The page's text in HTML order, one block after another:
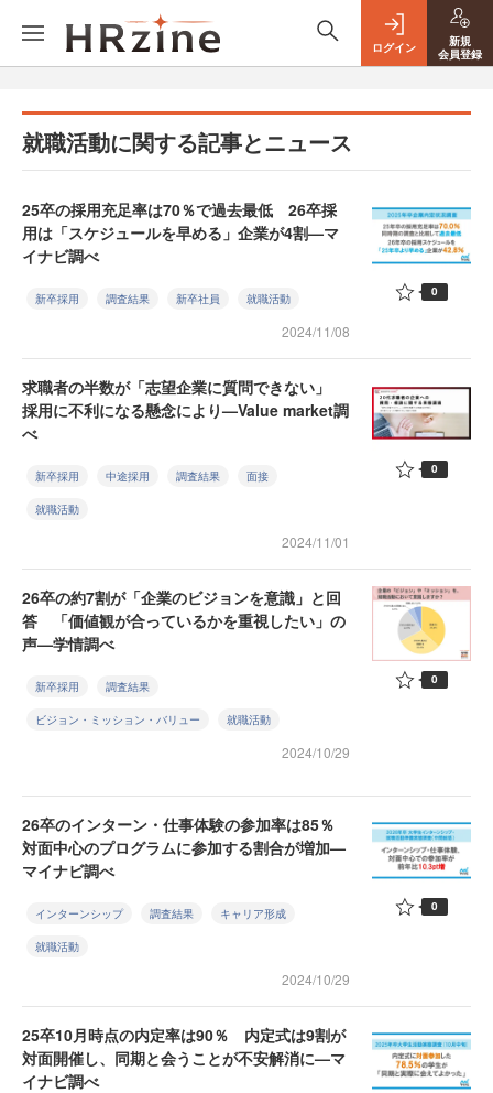
ログイン
新規
会員登録
就職活動に関する記事とニュース
25卒の採用充足率は70％で過去最低 26卒採
用は「スケジュールを早める」企業が4割—マ
イナビ調べ
新卒採用 調査結果 新卒社員 就職活動
2024/11/08
0
求職者の半数が「志望企業に質問できない」
採用に不利になる懸念により—Value market調
べ
新卒採用 中途採用 調査結果 面接
就職活動
2024/11/01
0
26卒の約7割が「企業のビジョンを意識」と回
答 「価値観が合っているかを重視したい」の
声—学情調べ
新卒採用 調査結果
ビジョン・ミッション・バリュー 就職活動
2024/10/29
0
26卒のインターン・仕事体験の参加率は85％
対面中心のプログラムに参加する割合が増加—
マイナビ調べ
インターンシップ 調査結果 キャリア形成
就職活動
2024/10/29
0
25卒10月時点の内定率は90％ 内定式は9割が
対面開催し、同期と会うことが不安解消に—マ
イナビ調べ